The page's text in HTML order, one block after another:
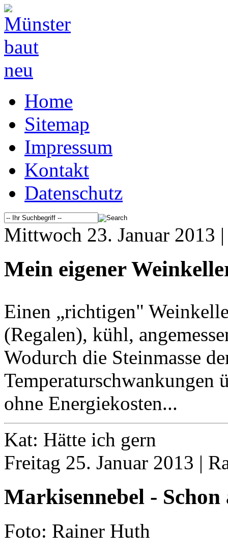
Home
Sitemap
Impressum
Kontakt
Datenschutz
Mittwoch 23. Januar 2013
Mein eigener
Einen „richtigen"
(Regalen), kühl,
Wodurch die Steinmasse
Temperaturschwankungen
ohne Energiekosten...
Kat: Hätte ich gern
Freitag 25. Januar 2013 |
Markisennebel -
Foto: Rainer Huth